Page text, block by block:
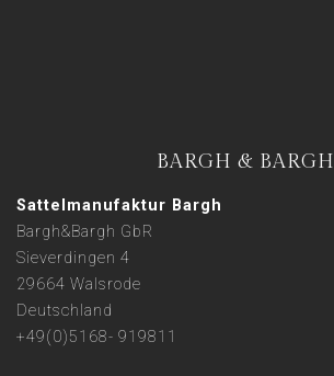
BARGH & BARGH
Sattelmanufaktur Bargh
Bargh&Bargh GbR
Sieverdingen 4
29664 Walsrode
Deutschland
+49(0)5168- 919811